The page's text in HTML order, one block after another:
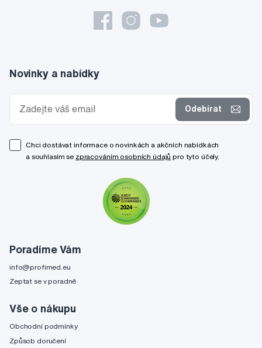
Poradíme Vám
info@profimed.eu
Zeptat se v poradně
Vše o nákupu
Obchodní podmínky
Způsob doručení
Novinky a nabídky
Odebírat
Chci dostávat informace o novinkách a akčních nabídkách
a souhlasím se zpracováním osobních údajů pro tyto účely.